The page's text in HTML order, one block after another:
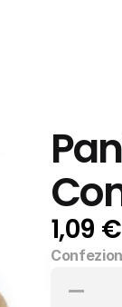
1,09 €